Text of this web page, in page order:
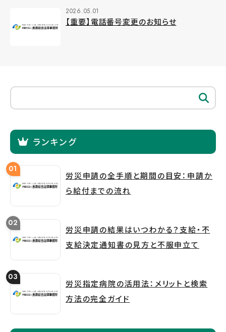
2026.05.01
【重要】電話番号変更のお知らせ
ランキング
労災申請の全手順と期間の目安：申請か
ら給付までの流れ
労災申請の結果はいつわかる？支給・不
支給決定通知書の見方と不服申立て
労災指定病院の活用法：メリットと検索
方法の完全ガイド